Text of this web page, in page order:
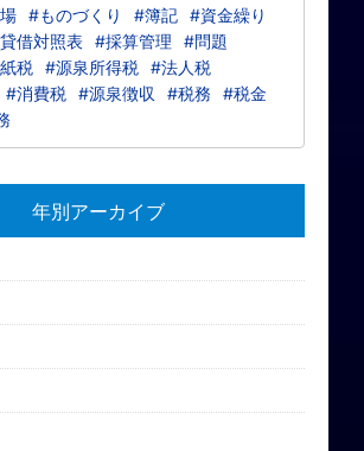
#ものづくり #簿記 #資金繰り
借対照表 #採算管理
#問題
税 #源泉所得税 #法人税
#消費税 #源泉徴収 #税務
#税金
年別アーカイブ